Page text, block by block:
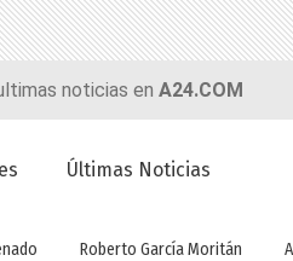
noticias en A24.COM
Últimas Noticias
Roberto García Moritán